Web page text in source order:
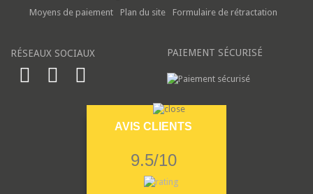
Moyens de paiement
Plan du site Formulaire de rétractation
RÉSEAUX SOCIAUX PAIEMENT SÉCURISÉ
AVIS CLIENTS
9.5/10